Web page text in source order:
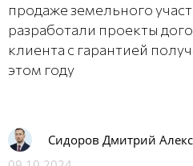
продаже земельного
разработали проекты
клиента с гарантией
этом году
Сидоров Дмитрий